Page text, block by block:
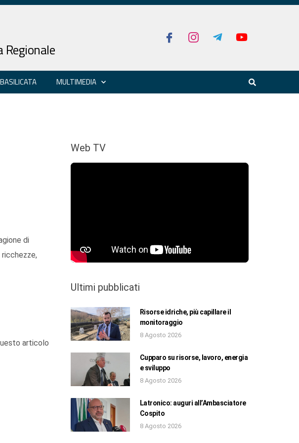
Regionale
MULTIMEDIA
di
ricchezze,
articolo
Web TV
Ultimi pubblicati
Risorse idriche, più capillare il
monitoraggio
8 Agosto 2026
Cupparo su risorse, lavoro, energia
e sviluppo
8 Agosto 2026
Latronico: auguri all’Ambasciatore
Cospito
8 Agosto 2026